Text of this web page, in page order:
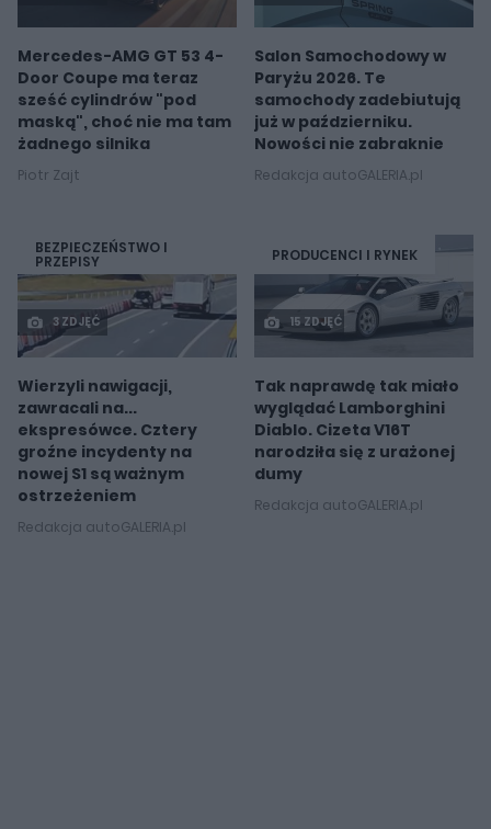
Mercedes-AMG GT 53 4-
Door Coupe ma teraz
sześć cylindrów "pod
maską", choć nie ma tam
żadnego silnika
Piotr Zajt
Salon Samochodowy w
Paryżu 2026. Te
samochody zadebiutują
już w październiku.
Nowości nie zabraknie
Redakcja autoGALERIA.pl
BEZPIECZEŃSTWO I
PRZEPISY
3 ZDJĘĆ
Wierzyli nawigacji,
zawracali na...
ekspresówce. Cztery
groźne incydenty na
nowej S1 są ważnym
ostrzeżeniem
Redakcja autoGALERIA.pl
PRODUCENCI I RYNEK
15 ZDJĘĆ
Tak naprawdę tak miało
wyglądać Lamborghini
Diablo. Cizeta V16T
narodziła się z urażonej
dumy
Redakcja autoGALERIA.pl